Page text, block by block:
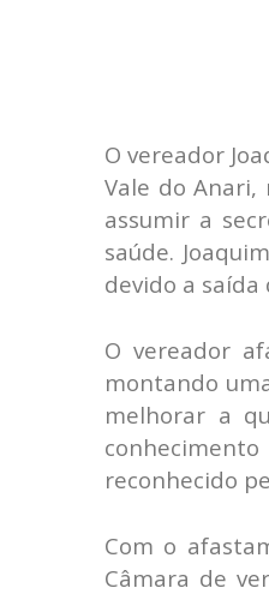
O vereador
Vale do
assumir a
saúde. Joaquim
devido a saída
O vereador
montando
melhorar a
reconhecido
Com o
Câmara de